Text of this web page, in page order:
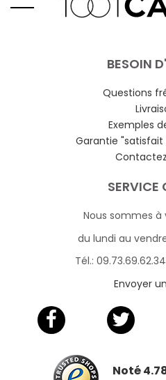
BESOIN
Questions
Exemples
Garantie
SERVICE
Nous sommes
du lundi au
Tél.:
Envoyer
Noté